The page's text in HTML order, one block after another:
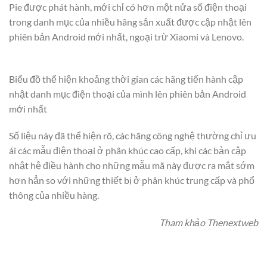
Pie được phát hành, mới chỉ có hơn một nửa số điện thoại
trong danh mục của nhiều hãng sản xuất được cập nhật lên
phiên bản Android mới nhất, ngoại trừ Xiaomi và Lenovo.
Biểu đồ thể hiện khoảng thời gian các hãng tiến hành cập
nhật danh mục điện thoại của mình lên phiên bản Android
mới nhất
Số liệu này đã thể hiện rõ, các hãng công nghệ thường chỉ ưu
ái các mẫu điện thoại ở phân khúc cao cấp, khi các bản cập
nhật hệ điều hành cho những mẫu mã này được ra mắt sớm
hơn hẳn so với những thiết bị ở phân khúc trung cấp và phổ
thông của nhiều hàng.
Tham khảo Thenextweb